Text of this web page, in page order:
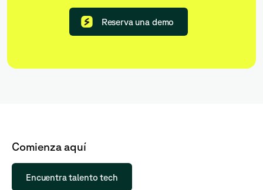
Reserva una demo
Comienza aquí
Encuentra talento tech